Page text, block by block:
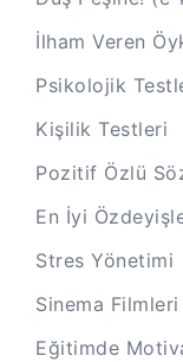
İlham Veren
Psikolojik
Kişilik Testleri
Pozitif Özlü
En İyi
Stres Yönetimi
Sinema Filmleri
Eğitimde